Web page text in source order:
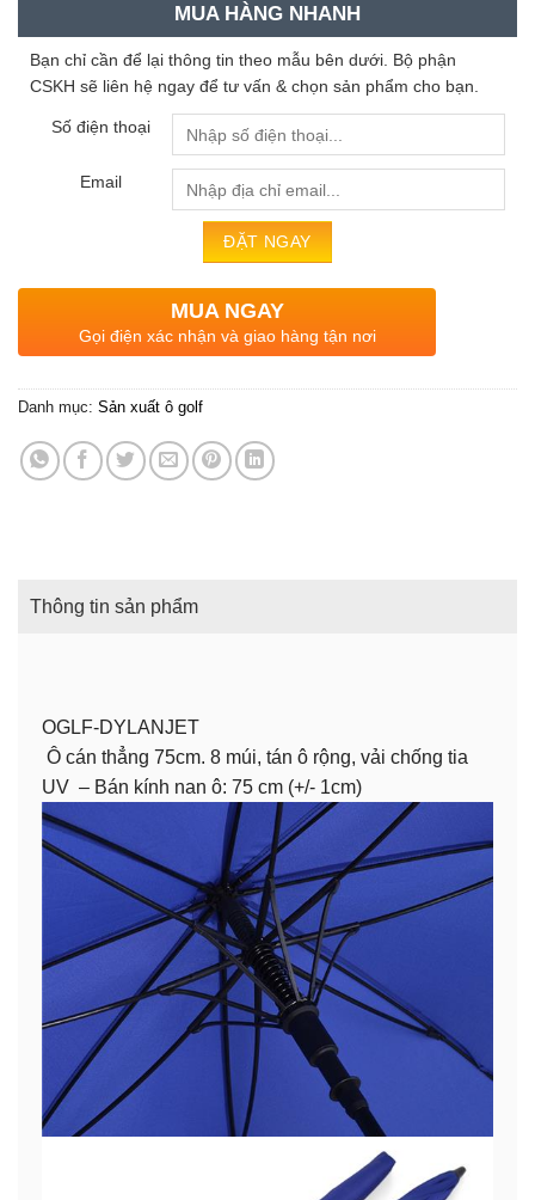
MUA HÀNG NHANH
Bạn chỉ cần để lại thông tin theo mẫu bên dưới. Bộ phận
CSKH sẽ liên hệ ngay để tư vấn & chọn sản phẩm cho bạn.
Số điện thoại
Email
MUA NGAY
Gọi điện xác nhận và giao hàng tận nơi
Danh mục: Sản xuất ô golf
Thông tin sản phẩm
OGLF-DYLANJET
Ô cán thẳng 75cm. 8 múi, tán ô rộng, vải chống tia
UV – Bán kính nan ô: 75 cm (+/- 1cm)